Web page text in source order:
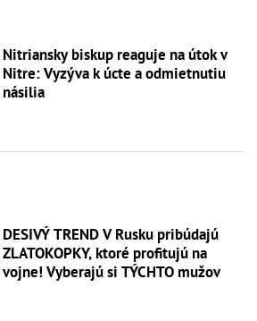
Nitriansky biskup reaguje na útok v
Nitre: Vyzýva k úcte a odmietnutiu
násilia
DESIVÝ TREND V Rusku pribúdajú
ZLATOKOPKY, ktoré profitujú na
vojne! Vyberajú si TÝCHTO mužov